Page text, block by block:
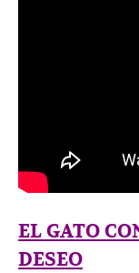
EL GATO
DESEO